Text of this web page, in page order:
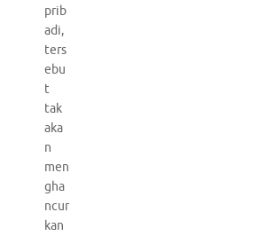
prib
adi,
ters
ebu
t
tak
aka
n
men
gha
ncur
kan